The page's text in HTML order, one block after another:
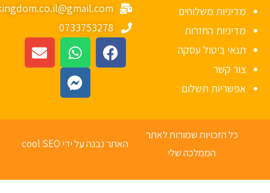
מדיניות משלוחים
מדיניות החזרות
תנאי ביטול עסקה
צור קשר
אפשריות תשלום
mykingdom.co.il@gmail.com
0733753278
כל הזכויות שמורות לאתר
הממלכה שלי
האתר נבנה על ידי cool SEO